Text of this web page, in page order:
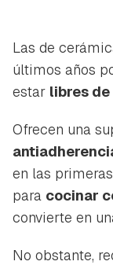
Las de
últimos años
estar libres
Ofrecen una
en las
para cocinar
convierte en
No obstante,